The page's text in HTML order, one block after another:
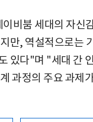
비붐 세대의 자신
만, 역설적으로는
있다"며 "세대 간
과정의 주요 과제